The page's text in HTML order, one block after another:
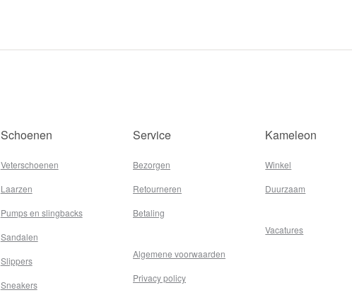
Schoenen
Veterschoenen
Laarzen
Pumps en slingbacks
Sandalen
Slippers
Sneakers
Service
Bezorgen
Retourneren
Betaling
Algemene voorwaarden
Privacy policy
Kameleon
Winkel
Duurzaam
Vacatures